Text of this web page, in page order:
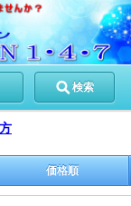
検索
価格順